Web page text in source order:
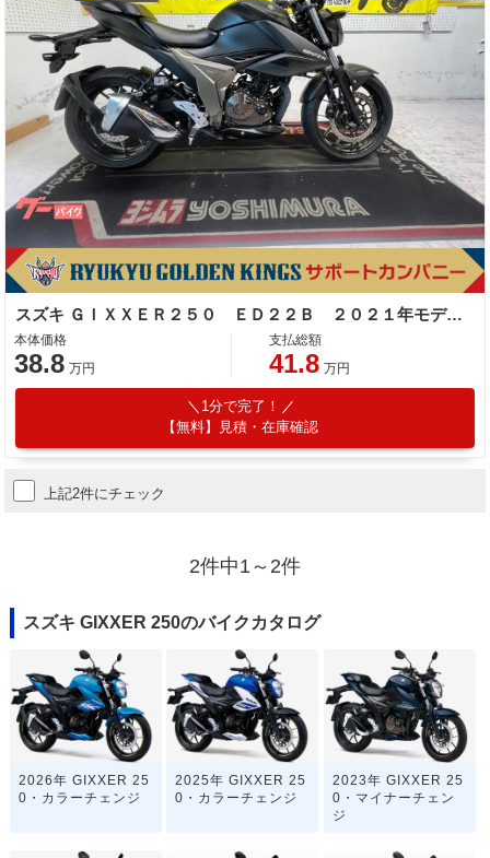
スズキ ＧＩＸＸＥＲ２５０ ＥＤ２２Ｂ ２０２１年モデル ＬＥＤライト ＵＳＢポート２個 デジタルメーター
本体価格
38.8 万円
支払総額
41.8 万円
1分で完了！
【無料】見積・在庫確認
上記2件にチェック
2件中1～2件
スズキ GIXXER 250のバイクカタログ
2026年 GIXXER 25
0・カラーチェンジ
2025年 GIXXER 25
0・カラーチェンジ
2023年 GIXXER 25
0・マイナーチェン
ジ